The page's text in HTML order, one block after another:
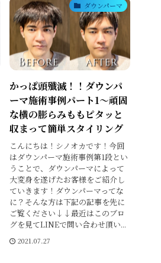
ダウンパーマ
かっぱ頭殲滅！！ダウンパ
ーマ施術事例パート1〜頑固
な横の膨らみももピタッと
収まって簡単スタイリング
こんにちは！シノオカです！今回
はダウンパーマ施術事例第1段とい
うことで、ダウンパーマによって
大変身を遂げたお客様をご紹介し
ていきます！ダウンパーマってな
に？そんな方は下記の記事を先に
ご覧ください↓↓最近はこのブロ
グを見てLINEで問い合わせ頂い...
2021.07.27